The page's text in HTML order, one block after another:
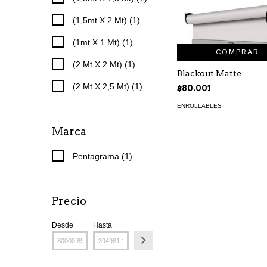
(1,5mt X 2 Mt) (1)
(1mt X 1 Mt) (1)
(2 Mt X 2 Mt) (1)
(2 Mt X 2,5 Mt) (1)
Marca
Pentagrama (1)
Precio
Desde Hasta
COMPRAR
Blackout Matte
$80.001
ENROLLABLES